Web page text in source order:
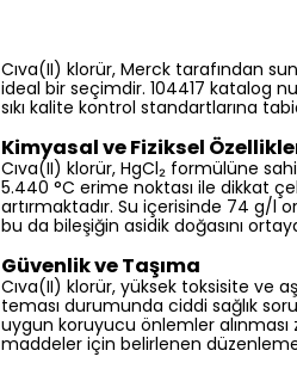
Cıva(II) klorür, Merck tarafından
ideal bir seçimdir. 104417 katalog
sıkı kalite kontrol standartlarına
Kimyasal ve Fiziksel
Cıva(II) klorür, HgCl₂ formülüne
5.440 °C erime noktası ile dikkat
artırmaktadır. Su içerisinde 74 g/l
bu da bileşiğin asidik doğasını
Güvenlik ve Taşıma
Cıva(II) klorür, yüksek toksisite ve
teması durumunda ciddi sağlık
uygun koruyucu önlemler alınması
maddeler için belirlenen